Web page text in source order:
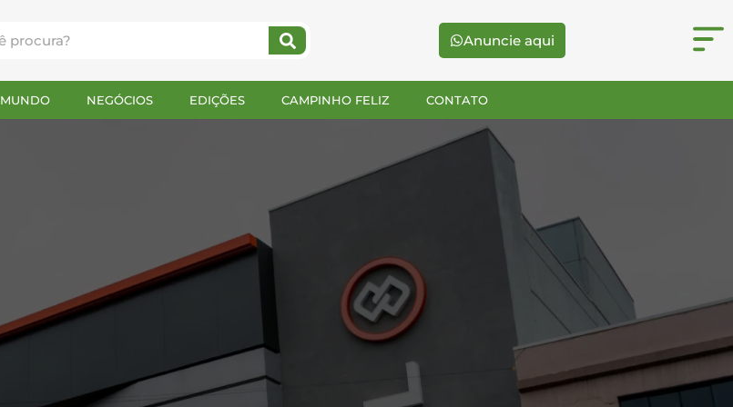
Anuncie aqui
MUNDO NEGÓCIOS EDIÇÕES CAMPINHO FELIZ CONTATO